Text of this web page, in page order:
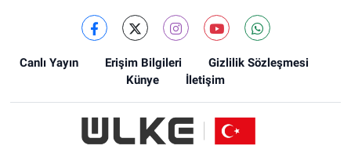
Canlı Yayın Erişim Bilgileri
Gizlilik Sözleşmesi
Künye
İletişim